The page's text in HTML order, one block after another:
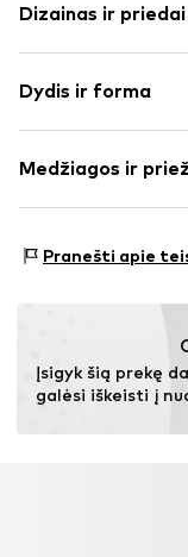
Dizainas ir priedai
plonas trikotažas
Apskrita kaklo
Klostės
Prekės Nr.
Dydis ir forma
Ilgis: Normalaus
Pritaikomumas:
Dydžių lentelė
Medžiagos ir
Elastanas
Pranešti apie
Įsigyk šią prekę
galėsi iškeisti į